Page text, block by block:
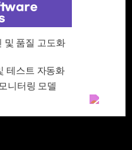
및 품질 고도화
테스트 자동화
니터링 모델